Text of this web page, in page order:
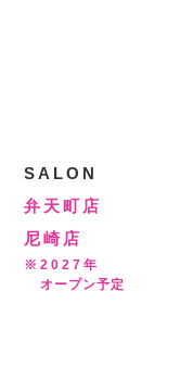
SALON
弁天町店
尼崎店
※2027年
オープン予定